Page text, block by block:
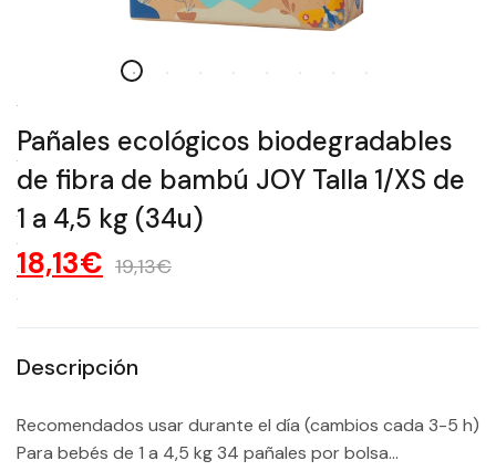
Pañales ecológicos biodegradables
de fibra de bambú JOY Talla 1/XS de
1 a 4,5 kg (34u)
18,13€ 19,13€
Descripción
Recomendados usar durante el día (cambios cada 3-5 h)
Para bebés de 1 a 4,5 kg 34 pañales por bolsa...